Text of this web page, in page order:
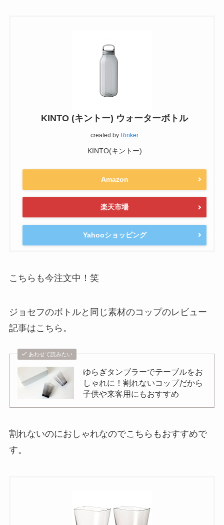
KINTO (キントー) ウォーターボトル
created by Rinker
KINTO(キントー)
Amazon
楽天市場
Yahooショッピング
こちらも今注文中！笑
ジョセフのボトルと同じ素材のコップのレビュー
記事はこちら。
あわせて読みたい
ゆらぎタンブラーでテーブルをお
しゃれに！割れないコップだから
子供や来客用にもおすすめ
割れないのにおしゃれなのでこちらもおすすめで
す。